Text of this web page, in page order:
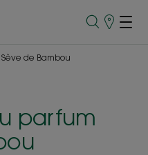
Points
de Bambou
parfum